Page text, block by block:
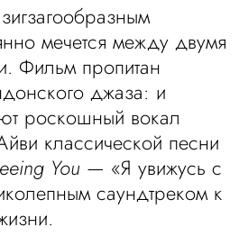
мечется между двумя
Фильм пропитан
джаза: и
роскошный вокал
классической песни
You — «Я увижусь с
саундтреком к